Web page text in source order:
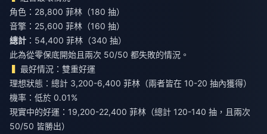
角色：28,800 菲林（180 抽）
音擎：25,600 菲林（160 抽）
總計 ：54,400 菲林（340 抽）
此為從零保底開始且兩次 50/50 都失敗的情況。
最好情況：雙重好運
理想狀態：總計 3,200-6,400 菲林（兩者皆在 10-20 抽內獲得）
機率：低於 0.01%
現實中的好運：19,200-22,400 菲林（總計 120-140 抽，且兩次
50/50 皆勝出）